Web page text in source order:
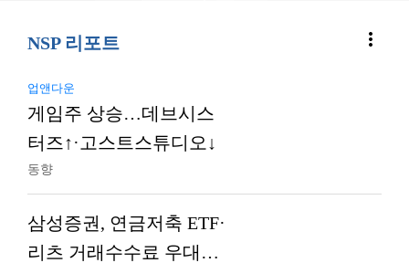
NSP 리포트 more_vert
업앤다운
게임주 상승…데브시스
터즈↑·고스트스튜디오↓
동향
삼성증권, 연금저축 ETF·
리츠 거래수수료 우대…